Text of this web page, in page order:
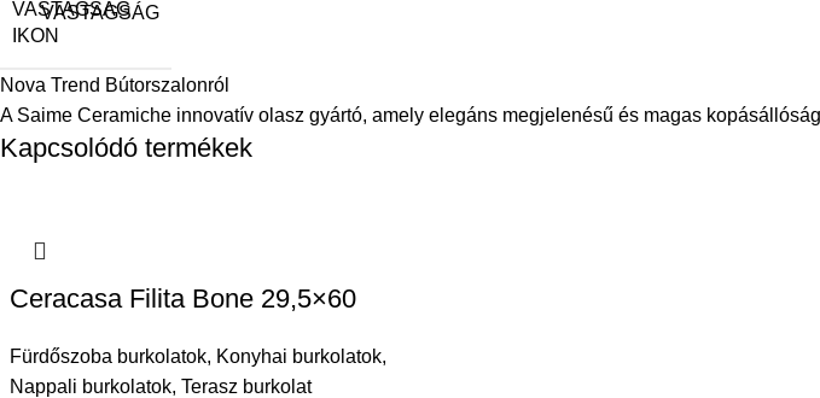
VASTAGSÁG
Nova Trend Bútorszalonról
A Saime Ceramiche innovatív olasz gyártó, amely elegáns megjelenésű és magas
Kapcsolódó termékek
Ceracasa Filita Bone 29,5×60
Fürdőszoba burkolatok, Konyhai burkolatok,
Nappali burkolatok, Terasz burkolat